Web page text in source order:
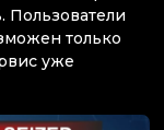
Пользователи
только
уже